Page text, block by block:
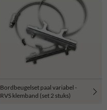
Bordbeugelset paal variabel -
RVS klemband (set 2 stuks)